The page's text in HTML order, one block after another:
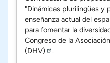
"Dinámicas plurilingües y
enseñanza actual del
para fomentar la
Congreso de la
(DHV)
.